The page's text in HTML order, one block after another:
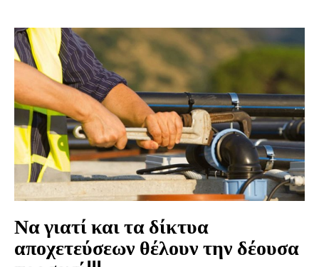
Να γιατί και τα δίκτυα
αποχετεύσεων θέλουν την δέουσα